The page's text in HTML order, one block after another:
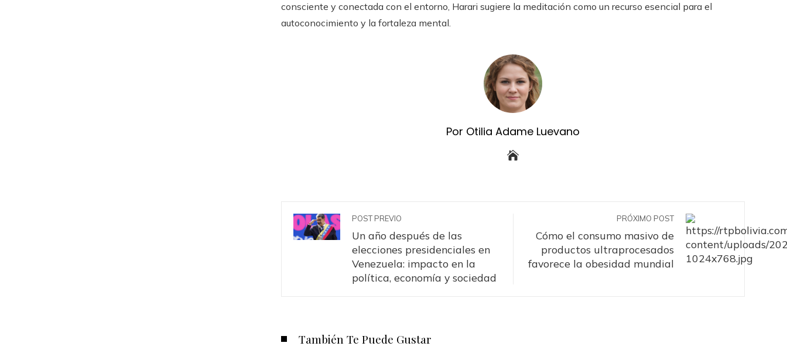
consciente y conectada con el entorno, Harari sugiere la meditación como un recurso esencial para el
autoconocimiento y la fortaleza mental.
Por Otilia Adame Luevano
POST PREVIO
Un año después de las
elecciones presidenciales en
Venezuela: impacto en la
política, economía y sociedad
PRÓXIMO POST
Cómo el consumo masivo de
productos ultraprocesados
favorece la obesidad mundial
También Te Puede Gustar